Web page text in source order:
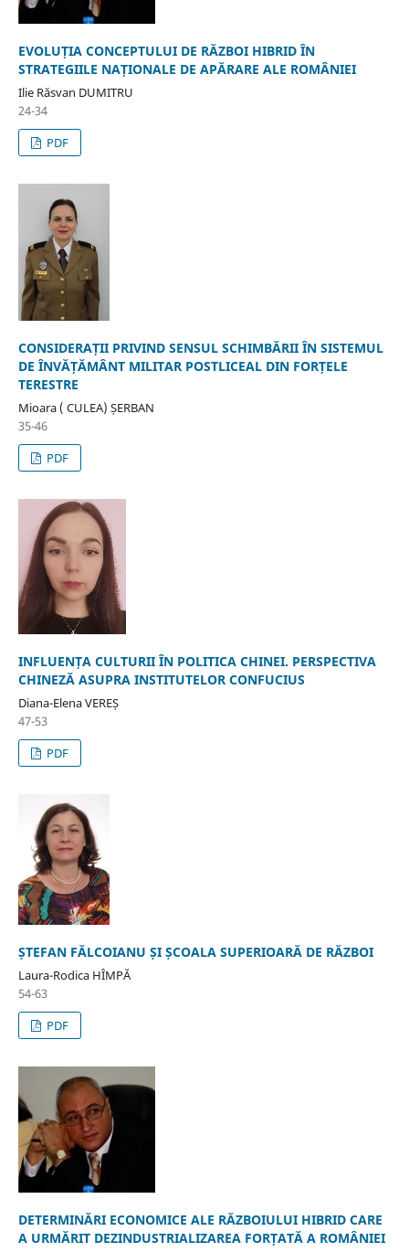
EVOLUȚIA CONCEPTULUI DE RĂZBOI HIBRID ÎN
STRATEGIILE NAȚIONALE DE APĂRARE ALE ROMÂNIEI
Ilie Răsvan DUMITRU
24-34
PDF
CONSIDERAȚII PRIVIND SENSUL SCHIMBĂRII ÎN SISTEMUL
DE ÎNVĂȚĂMÂNT MILITAR POSTLICEAL DIN FORȚELE
TERESTRE
Mioara ( CULEA) ȘERBAN
35-46
PDF
INFLUENȚA CULTURII ÎN POLITICA CHINEI. PERSPECTIVA
CHINEZĂ ASUPRA INSTITUTELOR CONFUCIUS
Diana-Elena VEREȘ
47-53
PDF
ȘTEFAN FĂLCOIANU ȘI ȘCOALA SUPERIOARĂ DE RĂZBOI
Laura-Rodica HÎMPĂ
54-63
PDF
DETERMINĂRI ECONOMICE ALE RĂZBOIULUI HIBRID CARE
A URMĂRIT DEZINDUSTRIALIZAREA FORȚATĂ A ROMÂNIEI